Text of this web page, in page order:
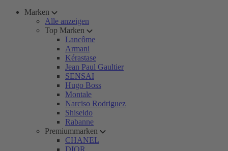
Marken
Alle anzeigen
Top Marken
Lancôme
Armani
Kérastase
Jean Paul Gaultier
SENSAI
Hugo Boss
Montale
Narciso Rodriguez
Shiseido
Rabanne
Premiummarken
CHANEL
DIOR